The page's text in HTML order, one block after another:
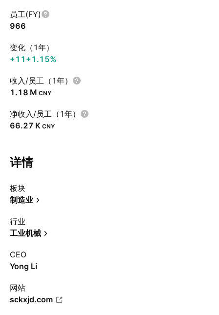
员工(FY)
966
变化（1年）
+11 +1.15%
收入/员工（1年）
‪1.18 M‬ CNY
净收入/员工（1年）
‪66.27 K‬ CNY
详情
板块
制造业
行业
工业机械
CEO
Yong Li
网站
sckxjd.com